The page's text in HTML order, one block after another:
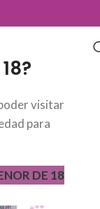
visitar
para
DE 18